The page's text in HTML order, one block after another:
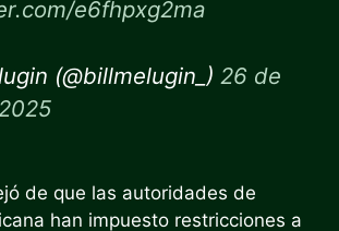
e6fhpxg2ma
(@billmelugin_) 26 de
de que las autoridades de
han impuesto restricciones a